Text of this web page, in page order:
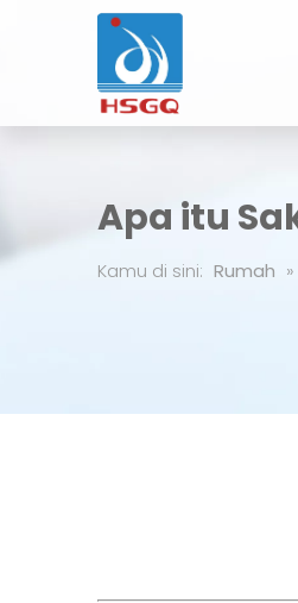
Apa itu
Kamu di sini: Rumah »